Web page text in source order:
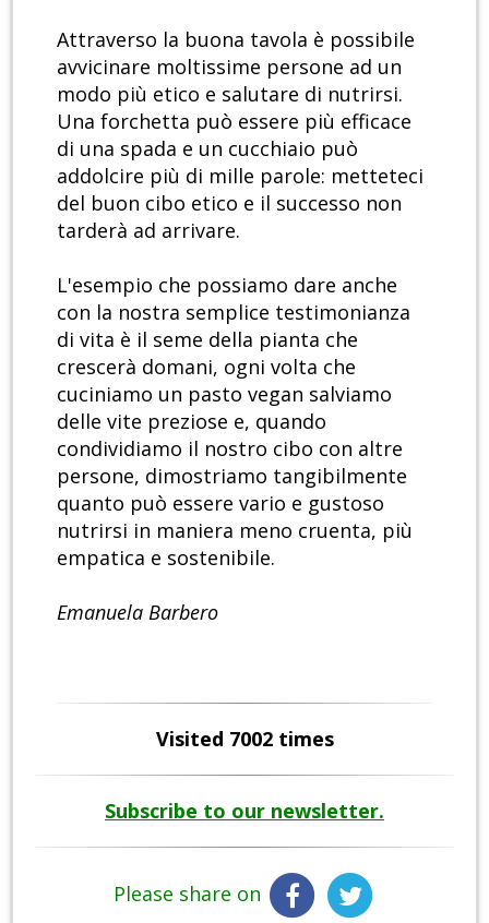
Attraverso la buona tavola è possibile
avvicinare moltissime persone ad un
modo più etico e salutare di nutrirsi.
Una forchetta può essere più efficace
di una spada e un cucchiaio può
addolcire più di mille parole: metteteci
del buon cibo etico e il successo non
tarderà ad arrivare.
L'esempio che possiamo dare anche
con la nostra semplice testimonianza
di vita è il seme della pianta che
crescerà domani, ogni volta che
cuciniamo un pasto vegan salviamo
delle vite preziose e, quando
condividiamo il nostro cibo con altre
persone, dimostriamo tangibilmente
quanto può essere vario e gustoso
nutrirsi in maniera meno cruenta, più
empatica e sostenibile.
Emanuela Barbero
Visited 7002 times
Subscribe to our newsletter.
Please share on